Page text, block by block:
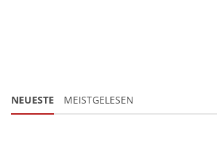
NEUESTE MEISTGELESEN